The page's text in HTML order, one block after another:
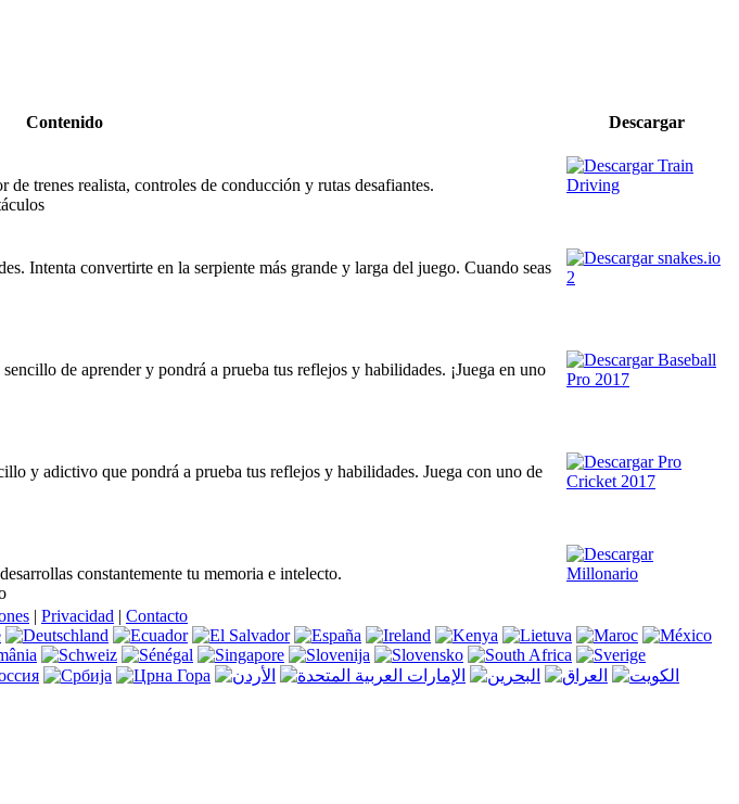
Contenido
Descargar
trenes realista, controles de conducción y rutas desafiantes.
Intenta convertirte en la serpiente más grande y larga del juego. Cuando seas
de aprender y pondrá a prueba tus reflejos y habilidades. ¡Juega en uno
y adictivo que pondrá a prueba tus reflejos y habilidades. Juega con uno de
constantemente tu memoria e intelecto.
| Privacidad | Contacto